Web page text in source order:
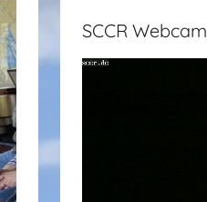
SCCR Webcam